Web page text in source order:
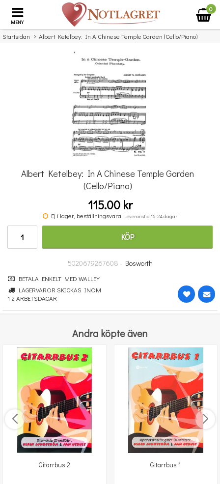
MENY
0
Startsidan Albert Ketelbey: In A Chinese Temple Garden (Cello/Piano)
Missa inte detta...
Povel vid pianot
251 kr
Albert Ketelbey: In A Chinese Temple Garden
(Cello/Piano)
115.00 kr
Ej i lager, beställningsvara. Leveranstid 16-24 dagar
KÖP
5020679267608 - Bosworth
BETALA ENKELT MED WALLEY
LAGERVAROR SKICKAS INOM
1-2 ARBETSDAGAR
Andra köpte även
Gitarrbus 2 Gitarrbus 1